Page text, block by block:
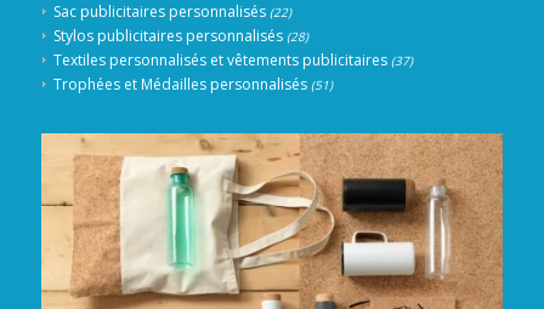
Sac publicitaires personnalisés (22)
Stylos publicitaires personnalisés (28)
Textiles personnalisés et vêtements publicitaires (37)
Trophées et Médailles personnalisés (51)